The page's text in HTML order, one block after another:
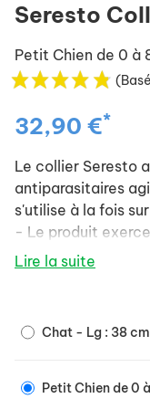
Seresto
Petit Chien de 0 à
32,90 €*
Le collier Seresto
antiparasitaires
s'utilise à la fois
- Le produit
action répulsive
puces pendant 7 à
de l'animal contre
Lire la suite
Chat - Lg : 38 cm
Petit Chien de 0